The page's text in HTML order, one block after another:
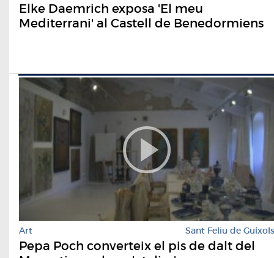
Elke Daemrich exposa 'El meu
Mediterrani' al Castell de Benedormiens
Art Sant Feliu de Guíxols
Pepa Poch converteix el pis de dalt del